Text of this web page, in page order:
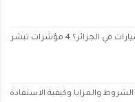
هل ستنخفض أسعار السيارات في الجزائر؟ 4 مؤشرات تبشر